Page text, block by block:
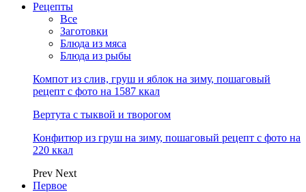
Рецепты
Все
Заготовки
Блюда из мяса
Блюда из рыбы
Компот из слив, груш и яблок на зиму, пошаговый
рецепт с фото на 1587 ккал
Вертута с тыквой и творогом
Конфитюр из груш на зиму, пошаговый рецепт с фото на
220 ккал
Prev Next
Первое